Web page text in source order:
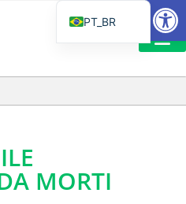
MORTI
PT_BR
IT